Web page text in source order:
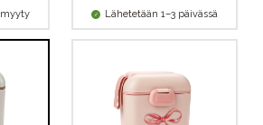
Lähetetään 1–3 päivässä